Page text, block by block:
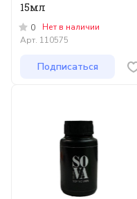
15мл
0
Нет в наличии
Арт. 110575
Подписаться